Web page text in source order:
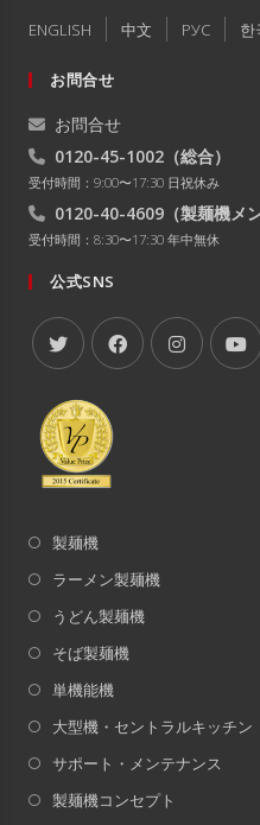
ENGLISH 中文 РУC 한
お問合せ
お問合せ
0120-45-1002 （総合）
受付時間：9:00〜17:30 日祝休み
0120-40-4609 （製麺機メ
受付時間：8:30〜17:30 年中無休
公式SNS
製麺機
ラーメン製麺機
うどん製麺機
そば製麺機
単機能機
大型機・セントラルキッチン
サポート・メンテナンス
製麺機コンセプト